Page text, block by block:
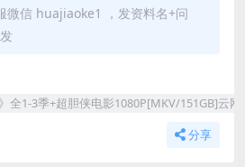
微信 huajiaoke1 ，发资料名+问
全1-3季+超胆侠电影1080P[MKV/151GB]云
分享